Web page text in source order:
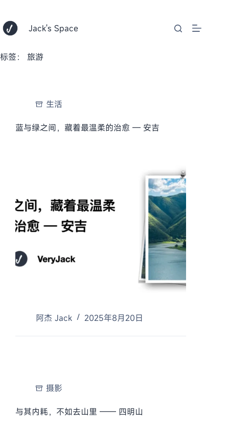
内
Jack's Space
标签： 旅游
生活
蓝与绿之间，藏着最温柔的治愈 — 安吉
阿杰 Jack 2025年8月20日
摄影
与其内耗，不如去山里 —— 四明山